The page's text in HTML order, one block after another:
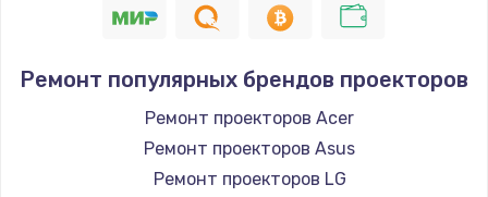
Ремонт популярных брендов проекторов
Ремонт проекторов Acer
Ремонт проекторов Asus
Ремонт проекторов LG